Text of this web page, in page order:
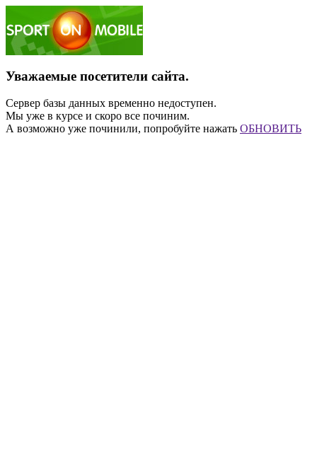
Уважаемые посетители сайта.
Сервер базы данных временно недоступен.
Мы уже в курсе и скоро все починим.
А возможно уже починили, попробуйте нажать ОБНОВИТЬ